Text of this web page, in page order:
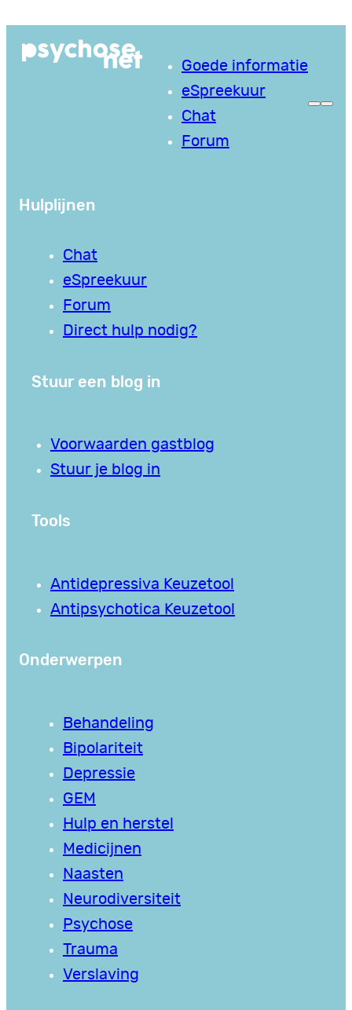
naar
Goede informatie
eSpreekuur
Chat
Forum
Hulplijnen
Chat
eSpreekuur
Forum
Direct hulp nodig?
Stuur een blog in
Voorwaarden gastblog
Stuur je blog in
Tools
Antidepressiva Keuzetool
Antipsychotica Keuzetool
Onderwerpen
Behandeling
Bipolariteit
Depressie
GEM
Hulp en herstel
Medicijnen
Naasten
Neurodiversiteit
Psychose
Trauma
Verslaving